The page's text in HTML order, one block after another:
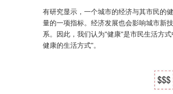
有研究显示，一个城市的经济与其市民的
量的一项指标。经济发展也会影响城市新
系。因此，我们认为"健康"是市民生活方
健康的生活方式"。